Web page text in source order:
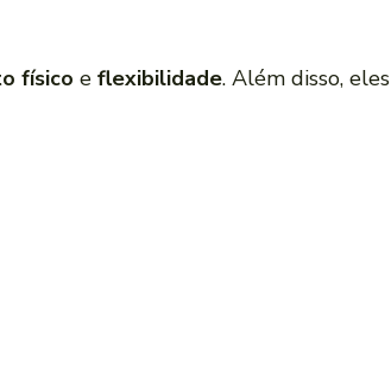
a
físico e flexibilidade. Além disso, eles